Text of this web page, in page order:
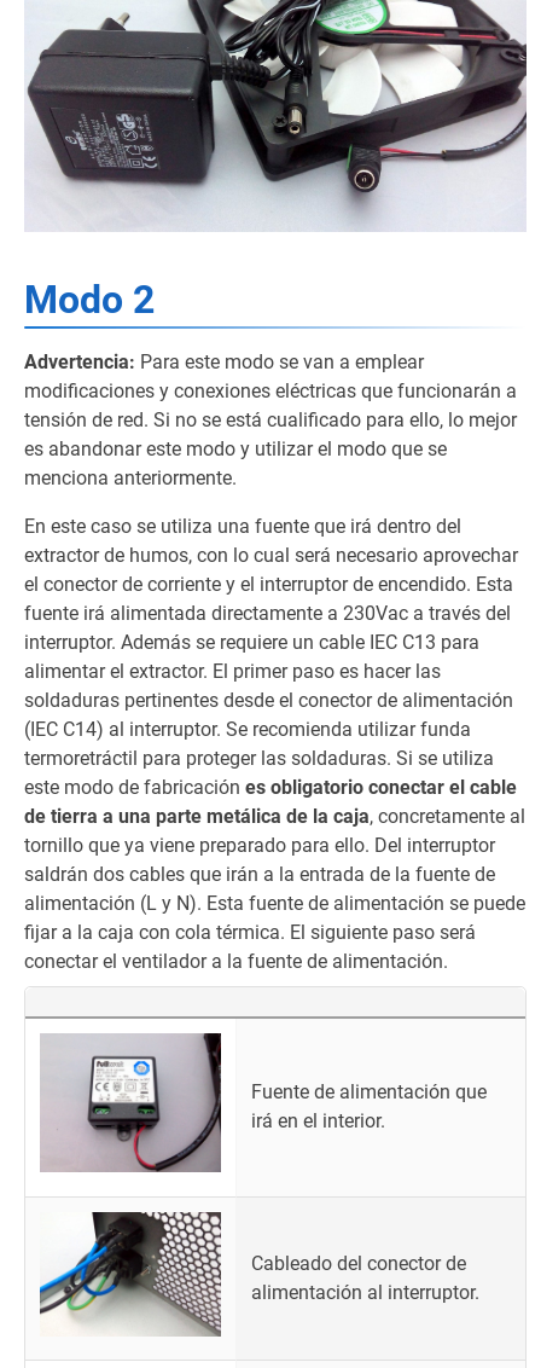
Modo 2
Advertencia: Para este modo se van a emplear
modificaciones y conexiones eléctricas que funcionarán a
tensión de red. Si no se está cualificado para ello, lo mejor
es abandonar este modo y utilizar el modo que se
menciona anteriormente.
En este caso se utiliza una fuente que irá dentro del
extractor de humos, con lo cual será necesario aprovechar
el conector de corriente y el interruptor de encendido. Esta
fuente irá alimentada directamente a 230Vac a través del
interruptor. Además se requiere un cable IEC C13 para
alimentar el extractor. El primer paso es hacer las
soldaduras pertinentes desde el conector de alimentación
(IEC C14) al interruptor. Se recomienda utilizar funda
termoretráctil para proteger las soldaduras. Si se utiliza
este modo de fabricación es obligatorio conectar el cable
de tierra a una parte metálica de la caja, concretamente al
tornillo que ya viene preparado para ello. Del interruptor
saldrán dos cables que irán a la entrada de la fuente de
alimentación (L y N). Esta fuente de alimentación se puede
fijar a la caja con cola térmica. El siguiente paso será
conectar el ventilador a la fuente de alimentación.
Fuente de alimentación que
irá en el interior.
Cableado del conector de
alimentación al interruptor.